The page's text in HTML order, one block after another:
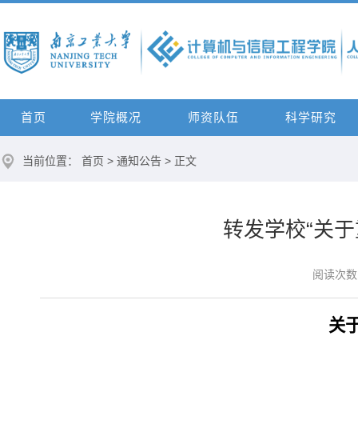
首页 学院概况 师资队伍 科学研究
当前位置： 首页 > 通知公告 > 正文
转发学校“关
阅读次
关